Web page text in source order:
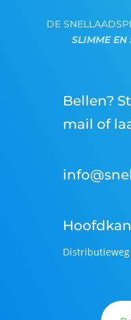
DE
SLIMME EN
Bellen?
mail of